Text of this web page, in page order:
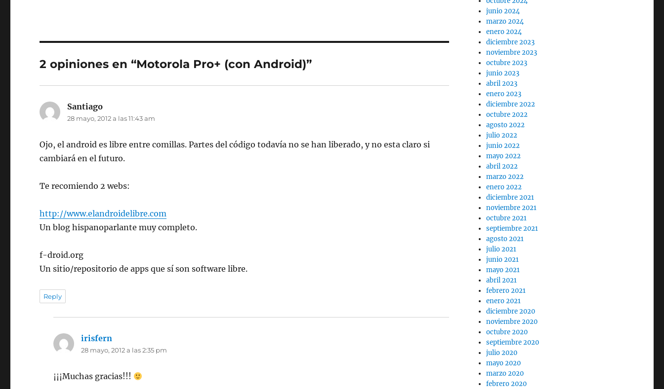
2 opiniones en “Motorola Pro+ (con Android)”
Santiago
28 mayo, 2012 a las 11:43 am
Ojo, el android es libre entre comillas. Partes del código todavía no se han liberado, y no esta claro si
cambiará en el futuro.
Te recomiendo 2 webs:
http://www.elandroidelibre.com
Un blog hispanoparlante muy completo.
f-droid.org
Un sitio/repositorio de apps que sí son software libre.
Reply
irisfern
28 mayo, 2012 a las 2:35 pm
¡¡¡Muchas gracias!!!
junio 2024
marzo 2024
enero 2024
diciembre 2023
noviembre 2023
octubre 2023
junio 2023
abril 2023
enero 2023
diciembre 2022
octubre 2022
agosto 2022
julio 2022
junio 2022
mayo 2022
abril 2022
marzo 2022
enero 2022
diciembre 2021
noviembre 2021
octubre 2021
septiembre 2021
agosto 2021
julio 2021
junio 2021
mayo 2021
abril 2021
febrero 2021
enero 2021
diciembre 2020
noviembre 2020
octubre 2020
septiembre 2020
julio 2020
mayo 2020
marzo 2020
febrero 2020